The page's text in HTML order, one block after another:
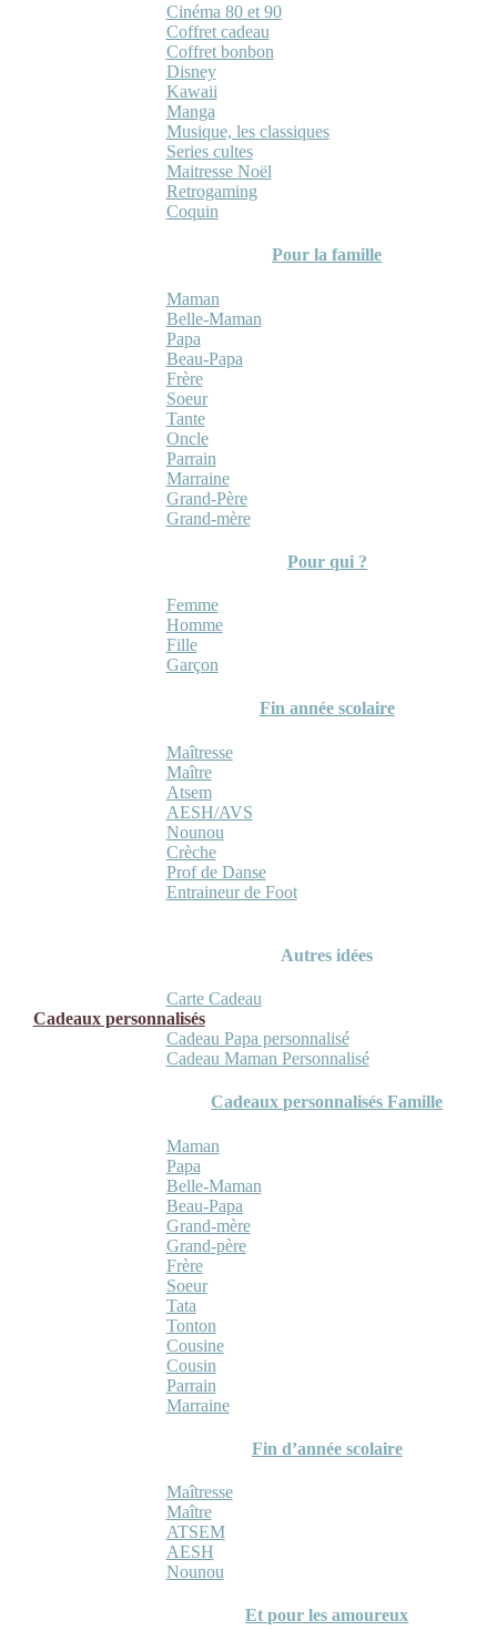
Cinéma 80 et 90
Coffret cadeau
Coffret bonbon
Disney
Kawaii
Manga
Musique, les classiques
Series cultes
Maitresse Noël
Retrogaming
Coquin
Pour la famille
Maman
Belle-Maman
Papa
Beau-Papa
Frère
Soeur
Tante
Oncle
Parrain
Marraine
Grand-Père
Grand-mère
Pour qui ?
Femme
Homme
Fille
Garçon
Fin année scolaire
Maîtresse
Maître
Atsem
AESH/AVS
Nounou
Crèche
Prof de Danse
Entraineur de Foot
Autres idées
Carte Cadeau
Cadeaux personnalisés
Cadeau Papa personnalisé
Cadeau Maman Personnalisé
Cadeaux personnalisés Famille
Maman
Papa
Belle-Maman
Beau-Papa
Grand-mère
Grand-père
Frère
Soeur
Tata
Tonton
Cousine
Cousin
Parrain
Marraine
Fin d’année scolaire
Maîtresse
Maître
ATSEM
AESH
Nounou
Et pour les amoureux